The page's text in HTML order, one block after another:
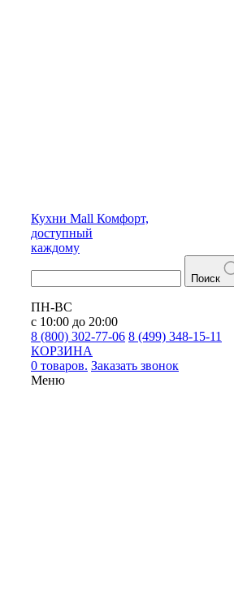
Кухни Mall Комфорт,
доступный
каждому
Поиск
ПН-ВС
с 10:00 до 20:00
8 (800) 302-77-06 8 (499) 348-15-11
КОРЗИНА
0 товаров. Заказать звонок
Меню